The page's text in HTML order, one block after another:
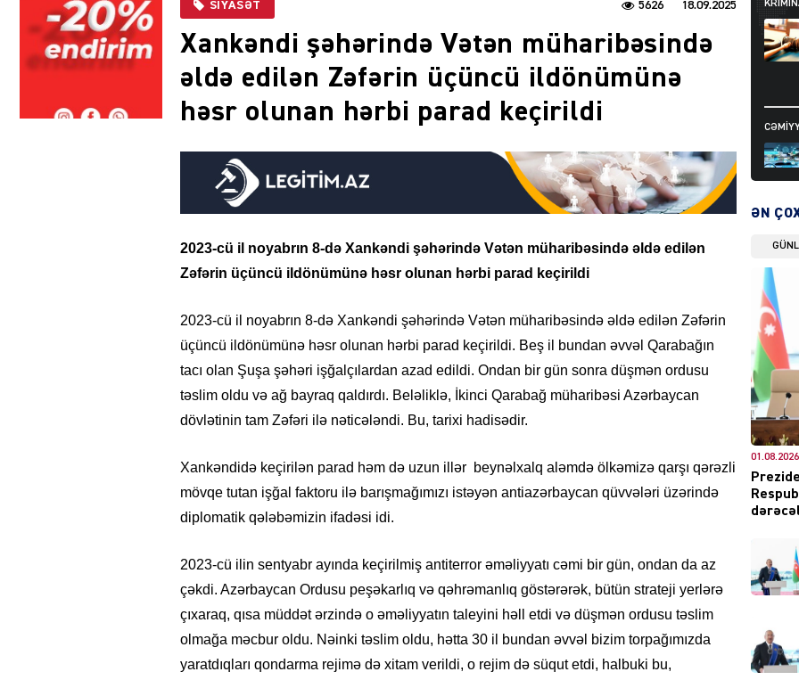
SIYASƏT 18.09.2025
5626
Xankəndi şəhərində Vətən müharibəsində
əldə edilən Zəfərin üçüncü ildönümünə
həsr olunan hərbi parad keçirildi
2023-cü il noyabrın 8-də Xankəndi şəhərində Vətən müharibəsində əldə edilən
Zəfərin üçüncü ildönümünə həsr olunan hərbi parad keçirildi
2023-cü il noyabrın 8-də Xankəndi şəhərində Vətən müharibəsində əldə edilən Zəfərin
üçüncü ildönümünə həsr olunan hərbi parad keçirildi. Beş il bundan əvvəl Qarabağın
tacı olan Şuşa şəhəri işğalçılardan azad edildi. Ondan bir gün sonra düşmən ordusu
təslim oldu və ağ bayraq qaldırdı. Beləliklə, İkinci Qarabağ müharibəsi Azərbaycan
dövlətinin tam Zəfəri ilə nəticələndi. Bu, tarixi hadisədir.
Xankəndidə keçirilən parad həm də uzun illər beynəlxalq aləmdə ölkəmizə qarşı qərəzli
mövqe tutan işğal faktoru ilə barışmağımızı istəyən antiazərbaycan qüvvələri üzərində
diplomatik qələbəmizin ifadəsi idi.
2023-cü ilin sentyabr ayında keçirilmiş antiterror əməliyyatı cəmi bir gün, ondan da az
çəkdi. Azərbaycan Ordusu peşəkarlıq və qəhrəmanlıq göstərərək, bütün strateji yerlərə
çıxaraq, qısa müddət ərzində o əməliyyatın taleyini həll etdi və düşmən ordusu təslim
olmağa məcbur oldu. Nəinki təslim oldu, hətta 30 il bundan əvvəl bizim torpağımızda
yaratdıqları qondarma rejimə də xitam verildi, o rejim də süqut etdi, halbuki bu,
DÜNYA
ŞOU-
ƏN
01.08.2026